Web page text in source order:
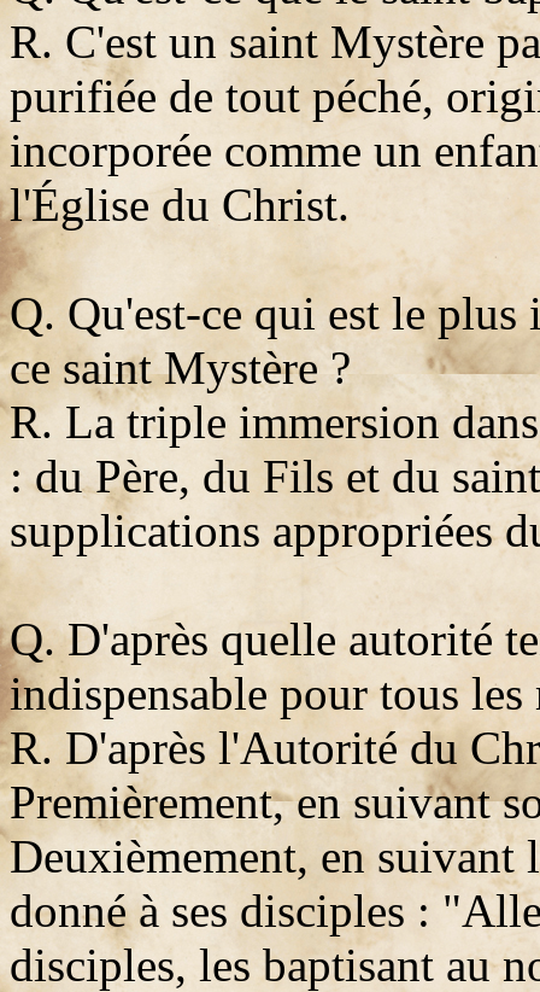
R. C'est un saint Mystère
purifiée de tout péché,
incorporée comme un
l'Église du Christ.
Q. Qu'est-ce qui est le
ce saint Mystère ?
R. La triple immersion
: du Père, du Fils et du
supplications appropriées
Q. D'après quelle autorité
indispensable pour tous
R. D'après l'Autorité du
Premièrement, en suivant
Deuxièmement, en suivant
donné à ses disciples :
disciples, les baptisant au